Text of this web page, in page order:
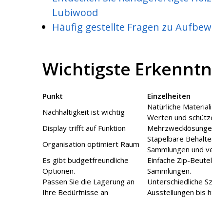
Lubiwood
Häufig gestellte Fragen zu
Wichtigste
Punkt
Einzelheiten
Nachhaltigkeit ist wichtig
Natürliche
Werten und
Display trifft auf Funktion
Organisation optimiert Raum
Stapelbare
Sammlungen und
Es gibt budgetfreundliche
Optionen.
Einfache Zip-
Sammlungen.
Passen Sie die Lagerung an
Ihre Bedürfnisse an
Unterschiedliche
Ausstellungen bis